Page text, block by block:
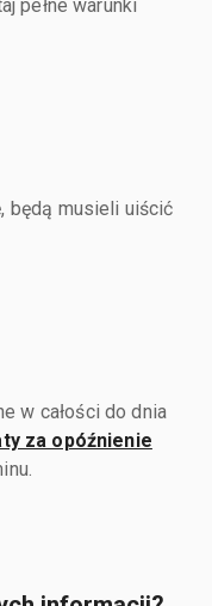
pełne warunki
będą musieli uiścić
w całości do dnia
za opóźnienie